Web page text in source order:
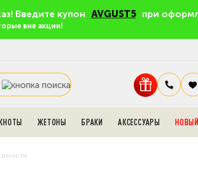
Введите купон AVGUST5 при
вне акции!
ЖЕТОНЫ БРАКИ АКСЕССУАРЫ